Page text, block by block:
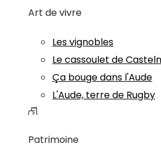
Art de vivre
Les vignobles
Le cassoulet de
Ça bouge dans l'Aude
L'Aude, terre de Rugby
Patrimoine